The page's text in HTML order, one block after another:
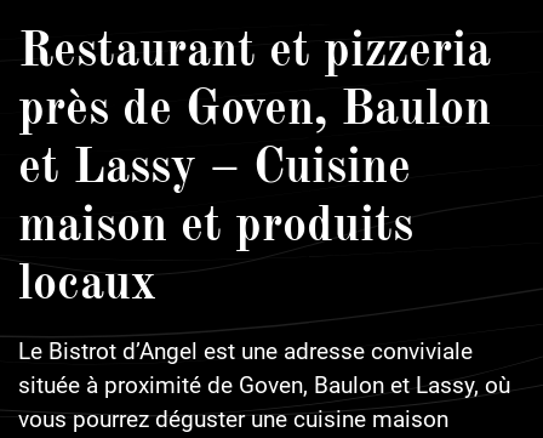
Restaurant et pizzeria
près de Goven, Baulon
et Lassy – Cuisine
maison et produits
locaux
Le Bistrot d’Angel est une adresse conviviale
située à proximité de Goven, Baulon et Lassy, où
vous pourrez déguster une cuisine maison